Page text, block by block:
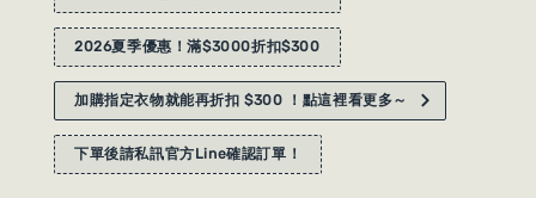
2026夏季優惠！滿$3000折扣$300
加購指定衣物就能再折扣 $300 ！點這裡看更多～
下單後請私訊官方Line確認訂單！